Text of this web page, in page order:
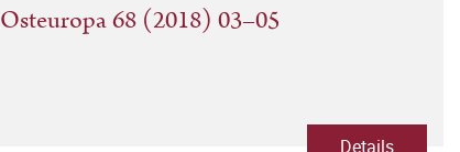
Osteuropa 68 (2018) 03–05
Details